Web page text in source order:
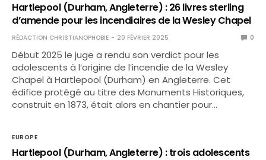
Hartlepool (Durham, Angleterre) : 26 livres sterling
d’amende pour les incendiaires de la Wesley Chapel
RÉDACTION CHRISTIANOPHOBIE 20 FÉVRIER 2025 0
Début 2025 le juge a rendu son verdict pour les
adolescents à l’origine de l’incendie de la Wesley
Chapel à Hartlepool (Durham) en Angleterre. Cet
édifice protégé au titre des Monuments Historiques,
construit en 1873, était alors en chantier pour…
EUROPE
Hartlepool (Durham, Angleterre) : trois adolescents